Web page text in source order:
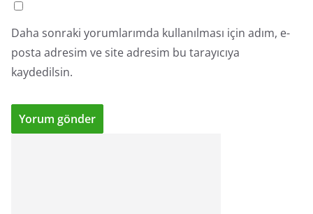
Daha sonraki yorumlarımda kullanılması için adım, e-
posta adresim ve site adresim bu tarayıcıya
kaydedilsin.